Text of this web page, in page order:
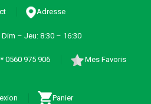
Adresse
Dim – Jeu: 8:30 – 16:30
0560 975 906 Mes Favoris
Panier